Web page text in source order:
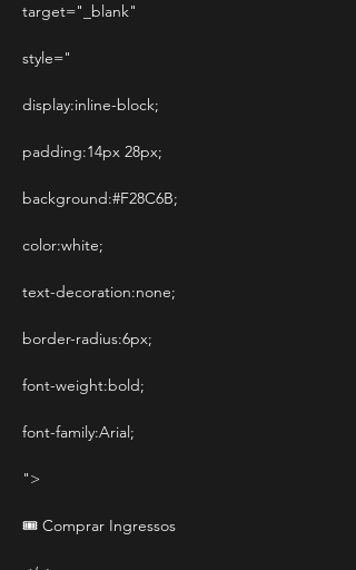
target="_blank"
style="
display:inline-block;
padding:14px 28px;
background:#F28C6B;
color:white;
text-decoration:none;
border-radius:6px;
font-weight:bold;
font-family:Arial;
">
🎟️ Comprar Ingressos